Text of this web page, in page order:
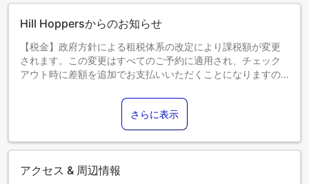
Hill Hoppersからのお知らせ
【税金】政府方針による租税体系の改定により課税額が変更
されます。この変更はすべてのご予約に適用され、チェック
アウト時に差額を追加でお支払いいただくことになりますの
さらに表示
アクセス & 周辺情報